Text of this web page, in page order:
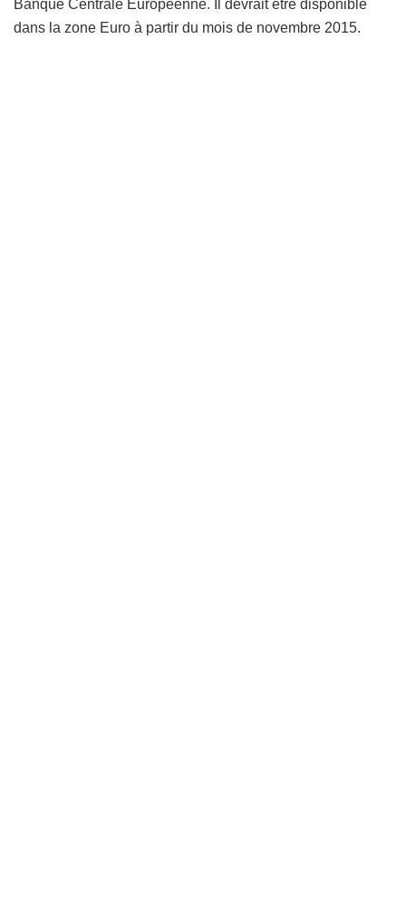
Banque Centrale Européenne. Il devrait être disponible
dans la zone Euro à partir du mois de novembre 2015.